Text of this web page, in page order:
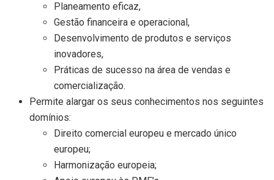
Planeamento eficaz,
Gestão financeira e operacional,
Desenvolvimento de produtos e serviços
inovadores,
Práticas de sucesso na área de vendas e
comercialização.
Permite alargar os seus conhecimentos nos seguintes
domínios:
Direito comercial europeu e mercado único
europeu;
Harmonização europeia;